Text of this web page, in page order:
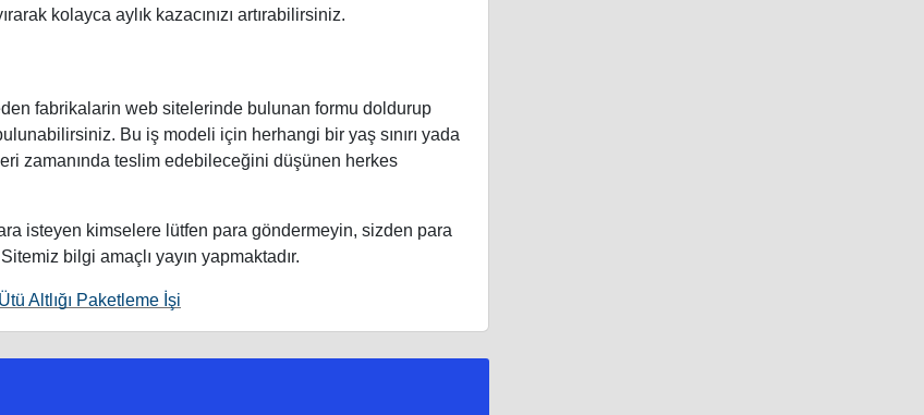
kolayca aylık kazacınızı artırabilirsiniz.
fabrikalarin web sitelerinde bulunan formu doldurup
Bu iş modeli için herhangi bir yaş sınırı yada
zamanında teslim edebileceğini düşünen herkes
isteyen kimselere lütfen para göndermeyin, sizden para
bilgi amaçlı yayın yapmaktadır.
Ütü Altlığı Paketleme İşi